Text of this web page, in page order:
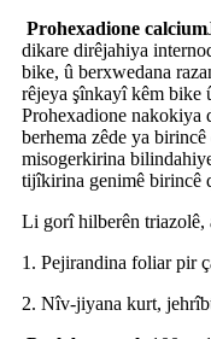
Prohexadione calcium
dikare dirêjahiya
bike, û berxwedana
rêjeya şînkayî kêm bike
Prohexadione nakokiya
berhema zêde ya
misogerkirina
tijîkirina genimê birincê
Li gorî hilberên triazolê,
1. Pejirandina foliar pir
2. Nîv-jiyana kurt,